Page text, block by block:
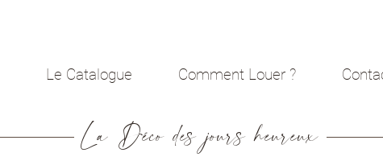
Le Catalogue Comment Louer ?
La Déco des jours heureux